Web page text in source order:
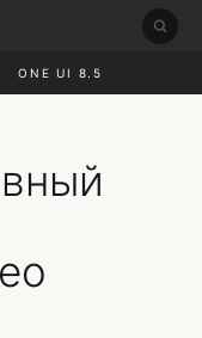
ONE UI 8.5